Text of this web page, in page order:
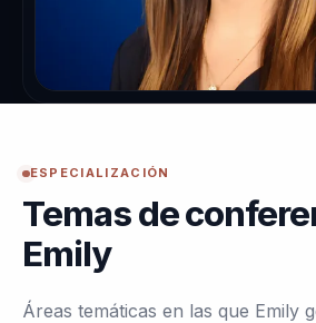
ESPECIALIZACIÓN
Temas de
Emily
Áreas temáticas en las que Emily